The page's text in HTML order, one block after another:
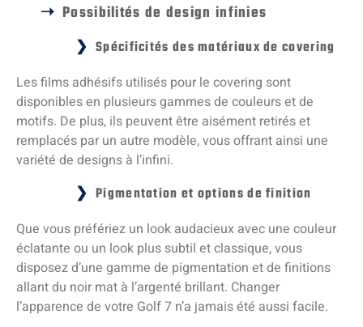
Possibilités de design infinies
Spécificités des matériaux de covering
Les films adhésifs utilisés pour le covering sont
disponibles en plusieurs gammes de couleurs et de
motifs. De plus, ils peuvent être aisément retirés et
remplacés par un autre modèle, vous offrant ainsi une
variété de designs à l’infini.
Pigmentation et options de finition
Que vous préfériez un look audacieux avec une couleur
éclatante ou un look plus subtil et classique, vous
disposez d’une gamme de pigmentation et de finitions
allant du noir mat à l’argenté brillant. Changer
l’apparence de votre Golf 7 n’a jamais été aussi facile.